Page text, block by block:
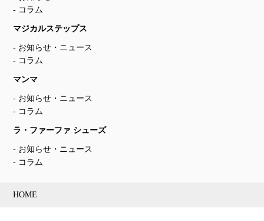
コラム
マジカルステップス
お知らせ・ニュース
コラム
マンマ
お知らせ・ニュース
コラム
ラ・ファーファ シューズ
お知らせ・ニュース
コラム
HOME